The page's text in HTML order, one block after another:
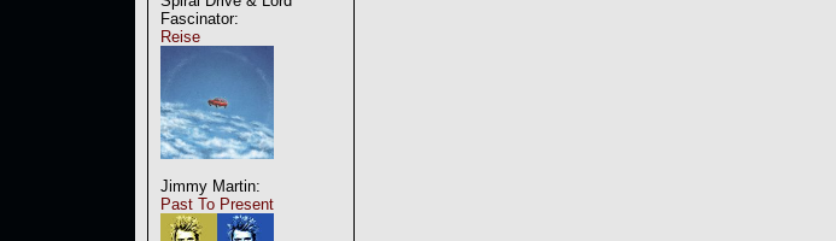
Fascinator:
Reise
Jimmy Martin:
Past To Present